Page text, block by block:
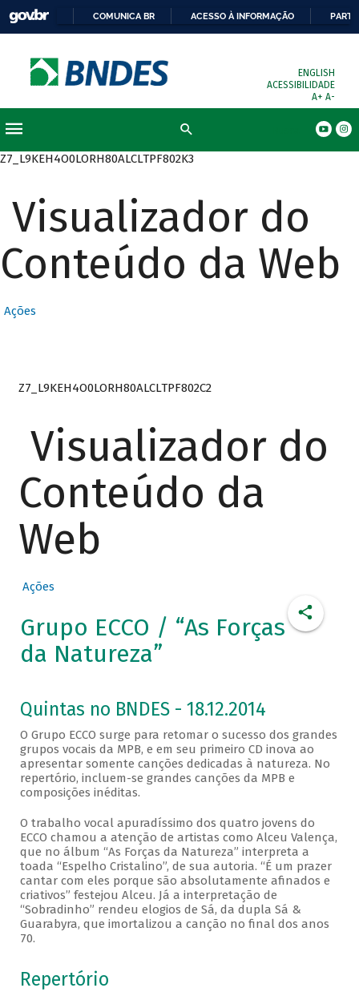
COMUNICA BR ACESSO À INFORMAÇÃO
ENGLISH
ACESSIBILIDADE
A+ A-
Z7_L9KEH4O0LORH80ALCLTPF802K3
Visualizador do
Conteúdo da Web
Ações
Z7_L9KEH4O0LORH80ALCLTPF802C2
Visualizador do
Conteúdo da
Web
Ações
Grupo ECCO / “As Forças
da Natureza”
Quintas no BNDES - 18.12.2014
O Grupo ECCO surge para retomar o sucesso dos grandes
grupos vocais da MPB, e em seu primeiro CD inova ao
apresentar somente canções dedicadas à natureza. No
repertório, incluem-se grandes canções da MPB e
composições inéditas.
O trabalho vocal apuradíssimo dos quatro jovens do
ECCO chamou a atenção de artistas como Alceu Valença,
que no álbum “As Forças da Natureza” interpreta a
toada “Espelho Cristalino”, de sua autoria. “É um prazer
cantar com eles porque são absolutamente afinados e
criativos” festejou Alceu. Já a interpretação de
“Sobradinho” rendeu elogios de Sá, da dupla Sá &
Guarabyra, que imortalizou a canção no final dos anos
70.
Repertório